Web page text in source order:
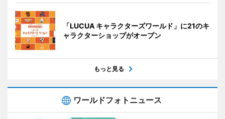
「LUCUA キャラクターズワールド」に21のキ
ャラクターショップがオープン
もっと見る
ワールドフォトニュース